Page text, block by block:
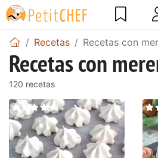
Recetas Recetas con
Recetas con
120 recetas